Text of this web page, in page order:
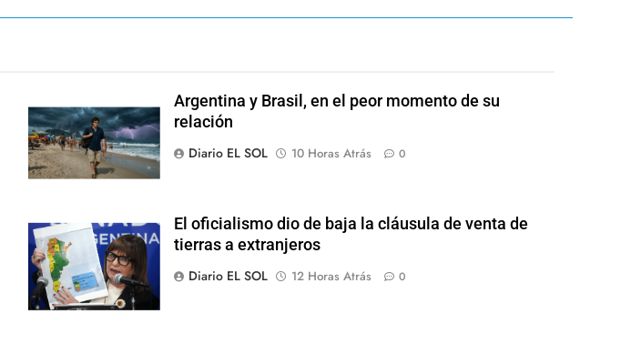
Argentina y Brasil, en el peor momento de su
relación
Diario EL SOL
10 Horas Atrás 0
El oficialismo dio de baja la cláusula de venta de
tierras a extranjeros
Diario EL SOL
12 Horas Atrás 0